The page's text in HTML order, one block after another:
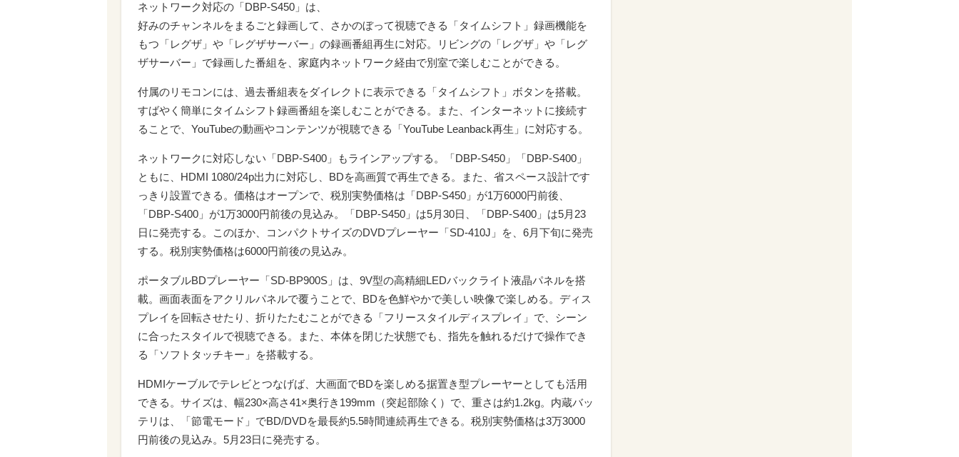
ネットワーク対応の「DBP-S450」は、
好みのチャンネルをまるごと録画して、さかのぼって視聴できる「タイムシフト」録画機能を
もつ「レグザ」や「レグザサーバー」の録画番組再生に対応。リビングの「レグザ」や「レグ
ザサーバー」で録画した番組を、家庭内ネットワーク経由で別室で楽しむことができる。
付属のリモコンには、過去番組表をダイレクトに表示できる「タイムシフト」ボタンを搭載。
すばやく簡単にタイムシフト録画番組を楽しむことができる。また、インターネットに接続す
ることで、YouTubeの動画やコンテンツが視聴できる「YouTube Leanback再生」に対応する。
ネットワークに対応しない「DBP-S400」もラインアップする。「DBP-S450」「DBP-S400」
ともに、HDMI 1080/24p出力に対応し、BDを高画質で再生できる。また、省スペース設計です
っきり設置できる。価格はオープンで、税別実勢価格は「DBP-S450」が1万6000円前後、
「DBP-S400」が1万3000円前後の見込み。「DBP-S450」は5月30日、「DBP-S400」は5月23
日に発売する。このほか、コンパクトサイズのDVDプレーヤー「SD-410J」を、6月下旬に発売
する。税別実勢価格は6000円前後の見込み。
ポータブルBDプレーヤー「SD-BP900S」は、9V型の高精細LEDバックライト液晶パネルを搭
載。画面表面をアクリルパネルで覆うことで、BDを色鮮やかで美しい映像で楽しめる。ディス
プレイを回転させたり、折りたたむことができる「フリースタイルディスプレイ」で、シーン
に合ったスタイルで視聴できる。また、本体を閉じた状態でも、指先を触れるだけで操作でき
る「ソフトタッチキー」を搭載する。
HDMIケーブルでテレビとつなげば、大画面でBDを楽しめる据置き型プレーヤーとしても活用
できる。サイズは、幅230×高さ41×奥行き199mm（突起部除く）で、重さは約1.2kg。内蔵バッ
テリは、「節電モード」でBD/DVDを最長約5.5時間連続再生できる。税別実勢価格は3万3000
円前後の見込み。5月23日に発売する。